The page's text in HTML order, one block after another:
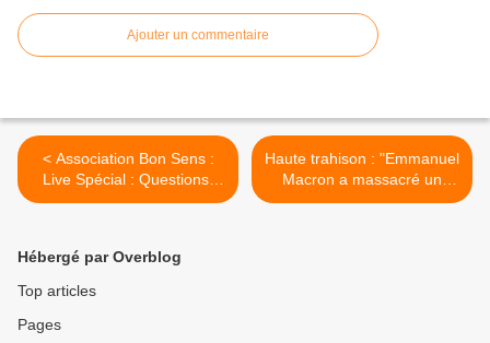
Ajouter un commentaire
< Association Bon Sens :
Live Spécial : Questions-
Réponses
Haute trahison : "Emmanuel
Macron a massacré un
pays qui allait bien !" -
Hébergé par Overblog
Top articles
Pages